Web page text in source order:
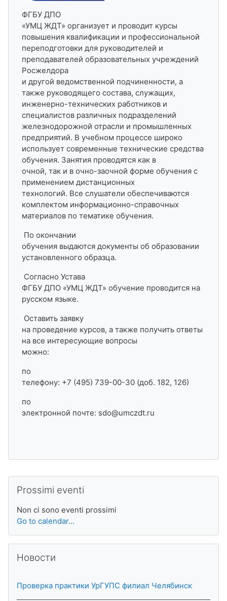
ФГБУ ДПО
«УМЦ ЖДТ» организует и проводит курсы
повышения квалификации и профессиональной
переподготовки для руководителей и
преподавателей образовательных учреждений
Росжелдора
и другой ведомственной подчиненности, а
также руководящего состава, служащих,
инженерно-технических работников и
специалистов различных подразделений
железнодорожной отрасли и промышленных
предприятий. В учебном процессе широко
использует современные технические средства
обучения. Занятия проводятся как в
очной, так и в очно-заочной форме обучения с
применением дистанционных
технологий. Все слушатели обеспечиваются
комплектом информационно-справочных
материалов по тематике обучения.
По окончании
обучения выдаются документы об образовании
установленного образца.
Согласно Устава
ФГБУ ДПО «УМЦ ЖДТ» обучение проводится на
русском языке.
Оставить заявку
на проведение курсов, а также получить ответы
на все интересующие вопросы
можно:
по
телефону: +7 (495) 739-00-30 (доб. 182, 126)
по
электронной почте: sdo@umczdt.ru
Prossimi eventi
Non ci sono eventi prossimi
Go to calendar...
Новости
Проверка практики УрГУПС филиал Челябинск